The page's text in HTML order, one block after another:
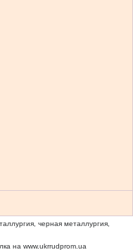
черная металлургия,
на www.ukrrudprom.ua